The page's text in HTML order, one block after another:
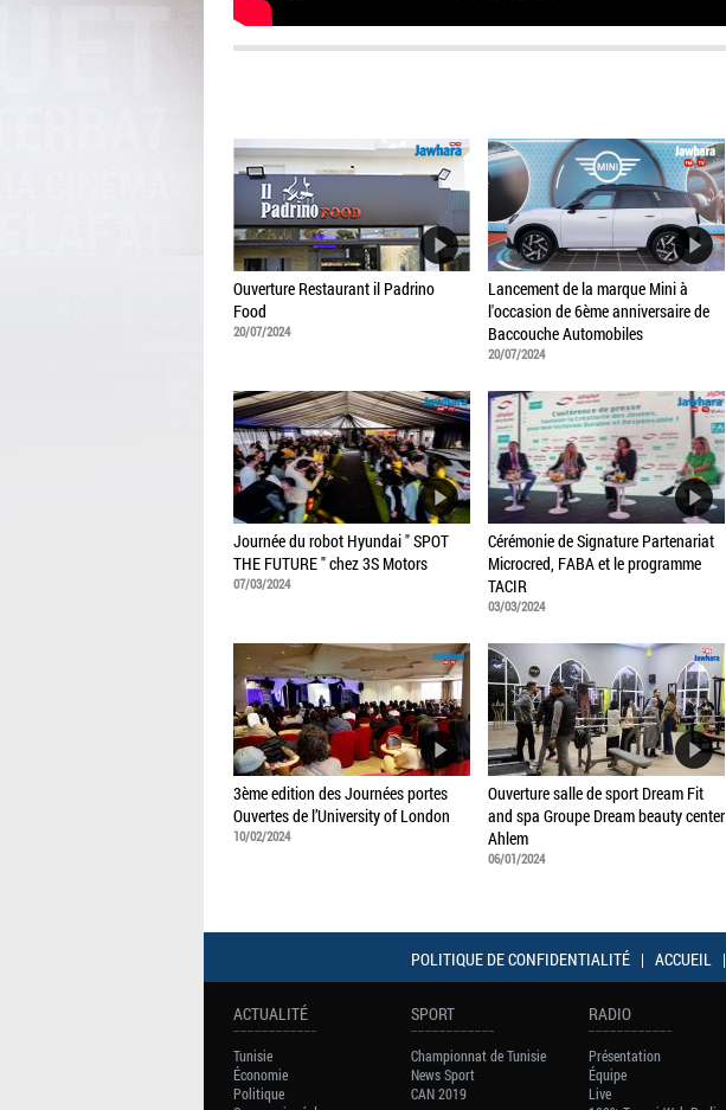
Ouverture Restaurant il Padrino
Food
20/07/2024
Lancement de la marque Mini à
l'occasion de 6ème anniversaire de
Baccouche Automobiles
20/07/2024
Journée du robot Hyundai " SPOT
THE FUTURE " chez 3S Motors
07/03/2024
Cérémonie de Signature Partenariat
Microcred, FABA et le programme
TACIR
03/03/2024
3ème edition des Journées portes
Ouvertes de l’University of London
10/02/2024
Ouverture salle de sport Dream Fit
and spa Groupe Dream beauty center
Ahlem
06/01/2024
POLITIQUE DE CONFIDENTIALITÉ | ACCUEIL |
ACTUALITÉ
Tunisie
Économie
Politique
SPORT
Championnat de Tunisie
News Sport
CAN 2019
RADIO
Présentation
Équipe
Live